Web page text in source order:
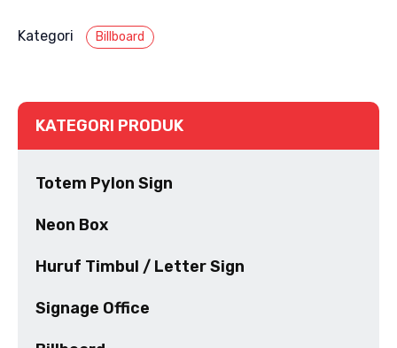
Kategori Billboard
KATEGORI PRODUK
Totem Pylon Sign
Neon Box
Huruf Timbul / Letter Sign
Signage Office